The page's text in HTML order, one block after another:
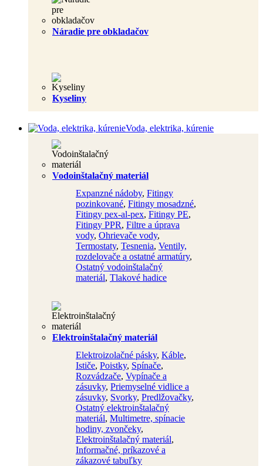
Náradie pre obkladačov
Kyseliny
Voda, elektrika, kúrenie
Vodoinštalačný materiál
Expanzné nádoby, Fitingy
pozinkované, Fitingy mosadzné,
Fitingy pex-al-pex, Fitingy PE,
Fitingy PPR, Filtre a úprava
vody, Ohrievače vody,
Termostaty, Tesnenia, Ventily,
rozdelovače a ostatné armatúry,
Ostatný vodoinštalačný
materiál, Tlakové hadice
Elektroinštalačný materiál
Elektroizolačné pásky, Káble,
Ističe, Poistky, Spínače,
Rozvádzače, Vypínače a
zásuvky, Priemyselné vidlice a
zásuvky, Svorky, Predlžovačky,
Ostatný elektroinštalačný
materiál, Multimetre, spínacie
hodiny, zvončeky,
Elektroinštalačný materiál,
Informačné, príkazové a
zákazové tabuľky